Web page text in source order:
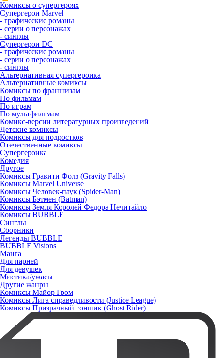
Комиксы о супергероях
Супергерои Marvel
- графические романы
- серии о персонажах
- синглы
Супергерои DC
- графические романы
- серии о персонажах
- синглы
Альтернативная супергероика
Альтернативные комиксы
Комиксы по франшизам
По фильмам
По играм
По мультфильмам
Комикс-версии литературных произведений
Детские комиксы
Комиксы для подростков
Отечественные комиксы
Супергероика
Комедия
Другое
Комиксы Гравити Фолз (Gravity Falls)
Комиксы Marvel Universe
Комиксы Человек-паук (Spider-Man)
Комиксы Бэтмен (Batman)
Комиксы Земля Королей Федора Нечитайло
Комиксы BUBBLE
Синглы
Сборники
Легенды BUBBLE
BUBBLE Visions
Манга
Для парней
Для девушек
Мистика/ужасы
Другие жанры
Комиксы Майор Гром
Комиксы Лига справедливости (Justice League)
Комиксы Призрачный гонщик (Ghost Rider)